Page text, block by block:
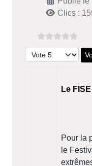
Clics :
Veuillez voter
Le
Pour la
le